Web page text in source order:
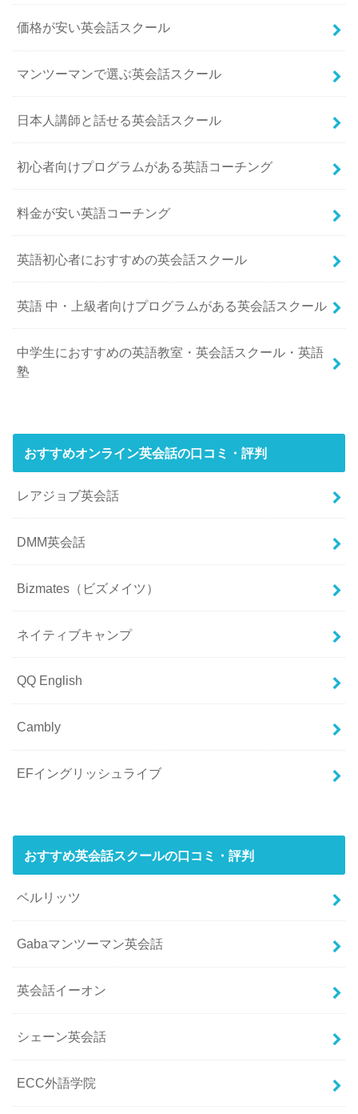
価格が安い英会話スクール
マンツーマンで選ぶ英会話スクール
日本人講師と話せる英会話スクール
初心者向けプログラムがある英語コーチング
料金が安い英語コーチング
英語初心者におすすめの英会話スクール
英語 中・上級者向けプログラムがある英会話スクール
中学生におすすめの英語教室・英会話スクール・英語
塾
おすすめオンライン英会話の口コミ・評判
レアジョブ英会話
DMM英会話
Bizmates（ビズメイツ）
ネイティブキャンプ
QQ English
Cambly
EFイングリッシュライブ
おすすめ英会話スクールの口コミ・評判
ベルリッツ
Gabaマンツーマン英会話
英会話イーオン
シェーン英会話
ECC外語学院